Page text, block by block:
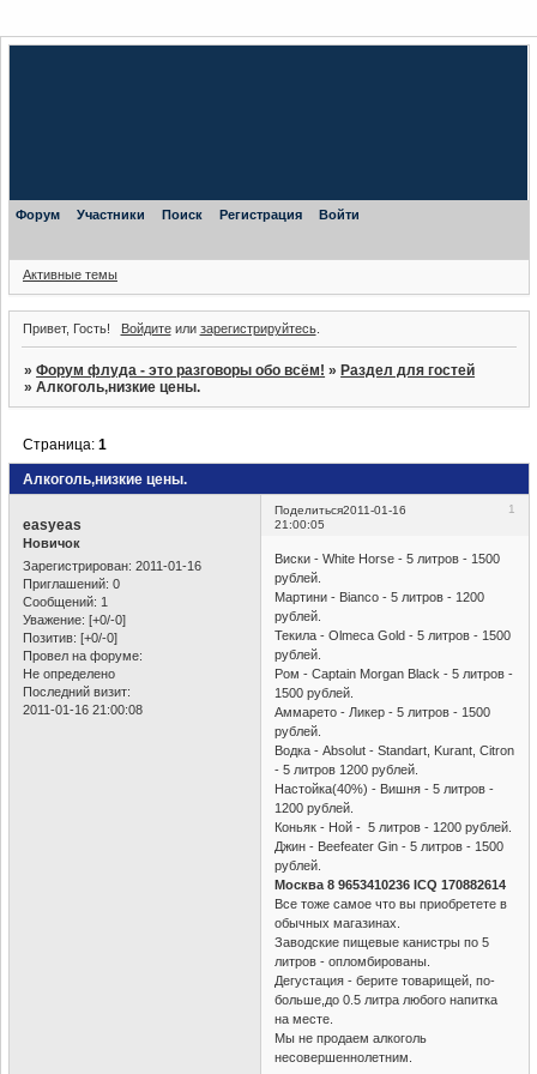
Форум Участники Поиск Регистрация Войти
Активные темы
Привет, Гость! Войдитеили зарегистрируйтесь.
»Форум флуда - это разговоры обо всём! »Раздел для гостей
»Алкоголь,низкие цены.
Алкоголь,низкие цены.
Страница:1
Поделиться 1
2011-01-16
21:00:05
easyeas
Новичок
Зарегистрирован: 2011-01-16
Приглашений: 0
Сообщений: 1
Уважение: [+0/-0]
Позитив: [+0/-0]
Провел на форуме:
Не определено
Последний визит:
2011-01-16 21:00:08
Виски - White Horse - 5 литров - 1500
рублей.
Мартини - Bianco - 5 литров - 1200
рублей.
Текила - Olmeca Gold - 5 литров - 1500
рублей.
Ром - Captain Morgan Black - 5 литров -
1500 рублей.
Аммарето - Ликер - 5 литров - 1500
рублей.
Водка - Absolut - Standart, Kurant, Citron
- 5 литров 1200 рублей.
Настойка(40%) - Вишня - 5 литров -
1200 рублей.
Коньяк - Ной - 5 литров - 1200 рублей.
Джин - Beefeater Gin - 5 литров - 1500
рублей.
Москва 8 9653410236 ICQ 170882614
Все тоже самое что вы приобретете в
обычных магазинах.
Заводские пищевые канистры по 5
литров - опломбированы.
Дегустация - берите товарищей, по-
больше,до 0.5 литра любого напитка
на месте.
Мы не продаем алкоголь
несовершеннолетним.